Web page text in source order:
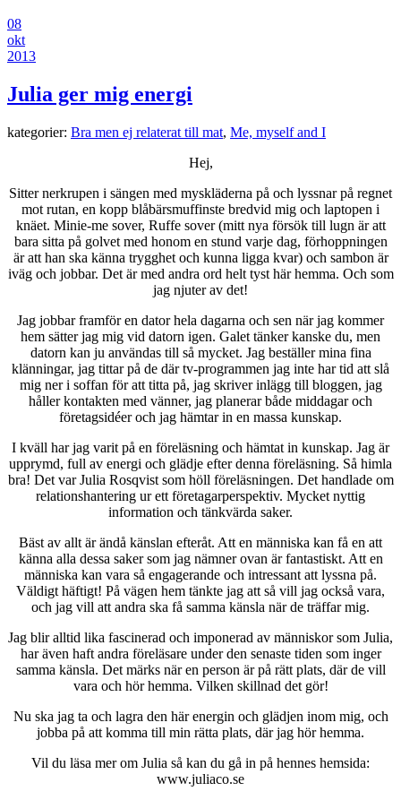
08
okt
2013
Julia ger mig energi
kategorier: Bra men ej relaterat till mat, Me, myself and I
Hej,
Sitter nerkrupen i sängen med myskläderna på och lyssnar på regnet
mot rutan, en kopp blåbärsmuffinste bredvid mig och laptopen i
knäet. Minie-me sover, Ruffe sover (mitt nya försök till lugn är att
bara sitta på golvet med honom en stund varje dag, förhoppningen
är att han ska känna trygghet och kunna ligga kvar) och sambon är
iväg och jobbar. Det är med andra ord helt tyst här hemma. Och som
jag njuter av det!
Jag jobbar framför en dator hela dagarna och sen när jag kommer
hem sätter jag mig vid datorn igen. Galet tänker kanske du, men
datorn kan ju användas till så mycket. Jag beställer mina fina
klänningar, jag tittar på de där tv-programmen jag inte har tid att slå
mig ner i soffan för att titta på, jag skriver inlägg till bloggen, jag
håller kontakten med vänner, jag planerar både middagar och
företagsidéer och jag hämtar in en massa kunskap.
I kväll har jag varit på en föreläsning och hämtat in kunskap. Jag är
upprymd, full av energi och glädje efter denna föreläsning. Så himla
bra! Det var Julia Rosqvist som höll föreläsningen. Det handlade om
relationshantering ur ett företagarperspektiv. Mycket nyttig
information och tänkvärda saker.
Bäst av allt är ändå känslan efteråt. Att en människa kan få en att
känna alla dessa saker som jag nämner ovan är fantastiskt. Att en
människa kan vara så engagerande och intressant att lyssna på.
Väldigt häftigt! På vägen hem tänkte jag att så vill jag också vara,
och jag vill att andra ska få samma känsla när de träffar mig.
Jag blir alltid lika fascinerad och imponerad av människor som Julia,
har även haft andra föreläsare under den senaste tiden som inger
samma känsla. Det märks när en person är på rätt plats, där de vill
vara och hör hemma. Vilken skillnad det gör!
Nu ska jag ta och lagra den här energin och glädjen inom mig, och
jobba på att komma till min rätta plats, där jag hör hemma.
Vil du läsa mer om Julia så kan du gå in på hennes hemsida:
www.juliaco.se